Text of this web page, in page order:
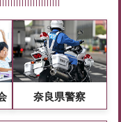
奈良県警察